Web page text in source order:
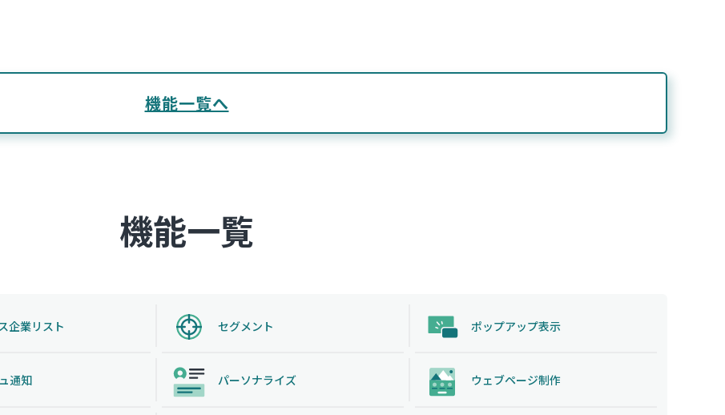
機能一覧へ
機能一覧
企業リスト セグメント ポップアップ表示
通知 パーソナライズ ウェブページ制作